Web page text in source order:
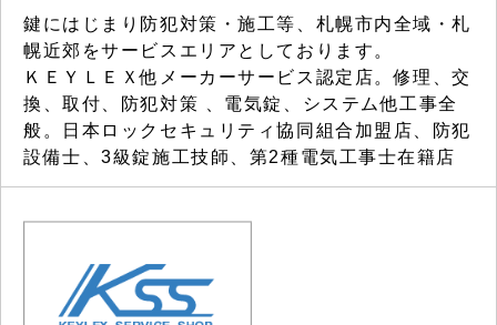
鍵にはじまり防犯対策・施工等、札幌市内全域・札
幌近郊をサービスエリアとしております。
ＫＥＹＬＥＸ他メーカーサービス認定店。修理、交
換、取付、防犯対策 、電気錠、システム他工事全
般。日本ロックセキュリティ協同組合加盟店、防犯
設備士、3級錠施工技師、第2種電気工事士在籍店